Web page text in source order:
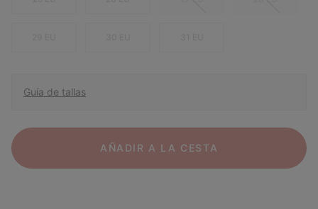
Guía de tallas
AÑADIR A LA CESTA